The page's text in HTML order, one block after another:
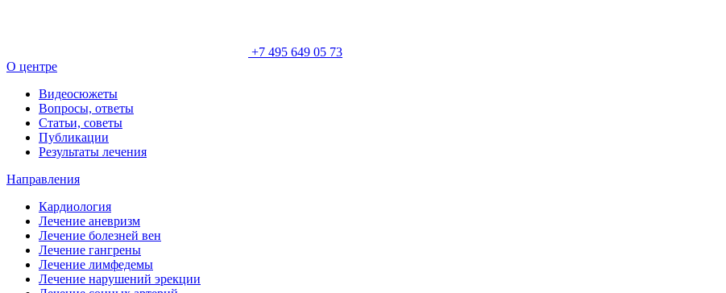
+7 495 649 05 73
О центре
Видеосюжеты
Вопросы, ответы
Статьи, советы
Публикации
Результаты лечения
Направления
Кардиология
Лечение аневризм
Лечение болезней вен
Лечение гангрены
Лечение лимфедемы
Лечение нарушений эрекции